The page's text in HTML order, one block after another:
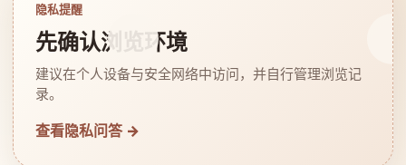
隐私提醒
先确认浏览环境
建议在个人设备与安全网络中访问，并自行管理浏览记
录。
查看隐私问答 →